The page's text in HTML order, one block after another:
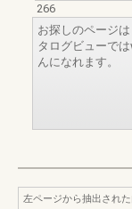
266
お探しのページ
タログビューで
んになれます。
左ページから抽出され